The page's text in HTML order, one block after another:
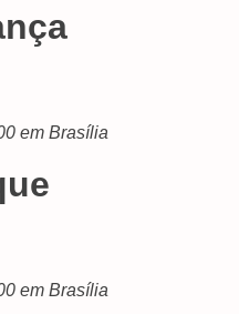
em Brasília
em Brasília